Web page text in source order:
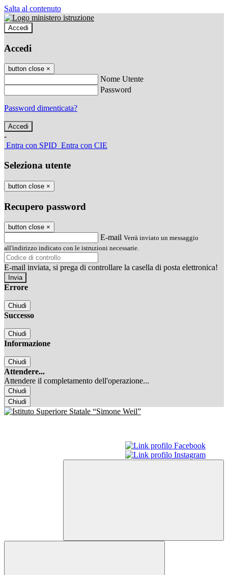
Salta al contenuto
Accedi
Accedi
button close ×
Nome Utente
Password
Password dimenticata?
-
Entra con SPID Entra con CIE
Seleziona utente
button close ×
Recupero password
button close ×
E-mail Verrà inviato un messaggio
all'indirizzo indicato con le istruzioni necessarie.
E-mail inviata, si prega di controllare la casella di posta elettronica!
Errore
Chiudi
Successo
Chiudi
Informazione
Chiudi
Attendere...
Attendere il completamento dell'operazione...
Chiudi
Chiudi